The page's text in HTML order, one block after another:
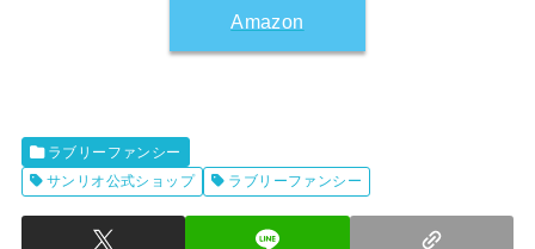
Amazon
ラブリーファンシー
サンリオ公式ショップ
ラブリーファンシー